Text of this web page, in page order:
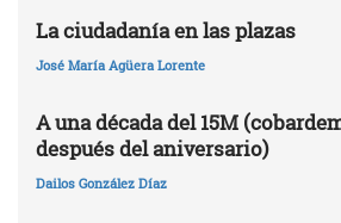
La ciudadanía en las plazas
José María Agüera Lorente
A una década del 15M
después del aniversario)
Dailos González Díaz